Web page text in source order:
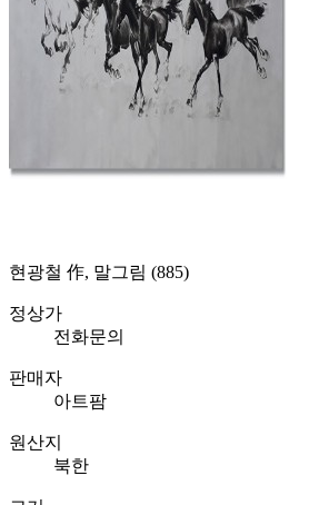
현광철 作, 말그림 (885)
정상가
전화문의
판매자
아트팜
원산지
북한